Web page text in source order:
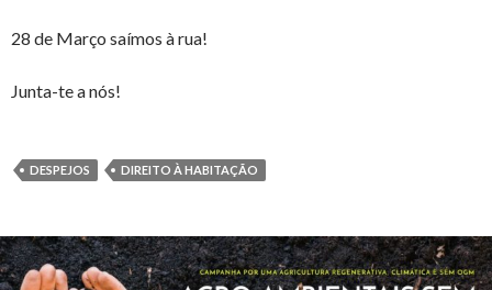
28 de Março saímos à rua!
Junta-te a nós!
DESPEJOS DIREITO À HABITAÇÃO